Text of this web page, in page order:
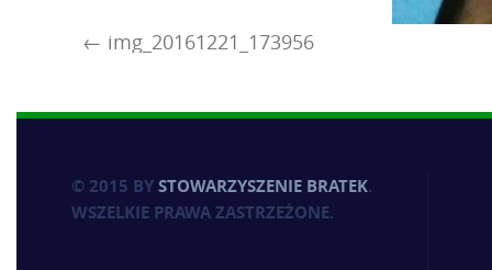
img_20161221_173956
© 2015 BYSTOWARZYSZENIE BRATEK.
WSZELKIE PRAWA ZASTRZEŻONE.